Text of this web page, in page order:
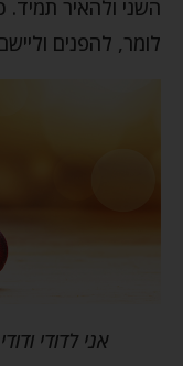
השני ולהאיר
לומר, להפנים
אני לדודי